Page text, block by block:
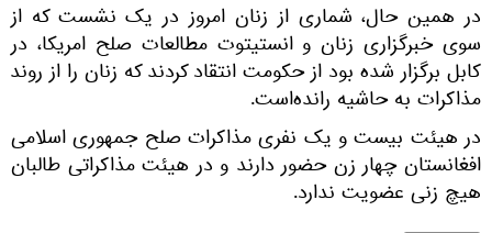
در همین حال، شماری از زنان امروز در یک نشست که از
سوی خبرگزاری زنان و انستیتوت مطالعات صلح امریکا، در
کابل برگزار شده بود از حکومت انتقاد کردند که زنان را از روند
مذاکرات به حاشیه رانده‌است.
در هیئت بیست و یک نفری مذاکرات صلح جمهوری اسلامی
افغانستان چهار زن حضور دارند و در هیئت مذاکراتی طالبان
هیچ زنی عضویت ندارد.